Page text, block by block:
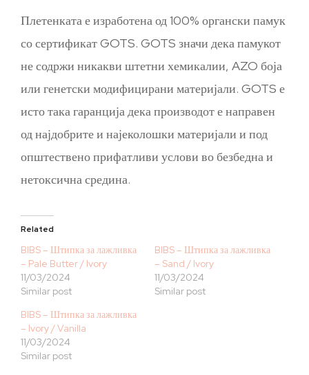
Плетенката е изработена од 100% органски памук
со сертификат GOTS. GOTS значи дека памукот
не содржи никакви штетни хемикалии, AZO боја
или генетски модифицирани материјали. GOTS е
исто така гаранција дека производот е направен
од најдобрите и најеколошки материјали и под
општествено прифатливи услови во безбедна и
нетоксична средина.
Related
BIBS – Штипка за лажливка
– Pale Butter / Ivory
11/03/2024
Similar post
BIBS – Штипка за лажливка
– Sand / Ivory
11/03/2024
Similar post
BIBS – Штипка за лажливка
– Ivory / Vanilla
11/03/2024
Similar post